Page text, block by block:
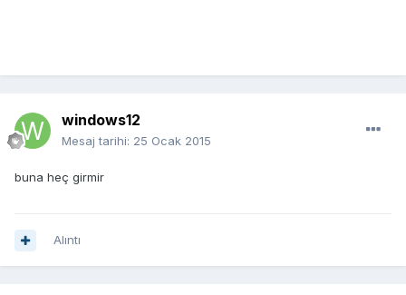
windows12
Mesaj tarihi: 25 Ocak 2015
buna heç girmir
Alıntı